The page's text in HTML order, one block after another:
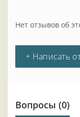
Нет отзывов об
+ Написать
Вопросы (0)